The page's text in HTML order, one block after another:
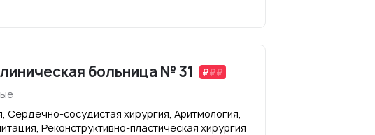
больница № 31
Сердечно-сосудистая хирургия, Аритмология,
Реконструктивно-пластическая хирургия